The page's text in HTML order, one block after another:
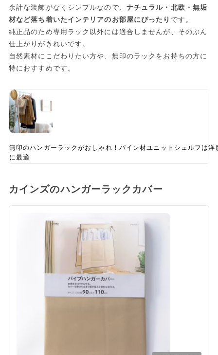
余計な装飾がなくシンプルなので、 ナチュラル・北欧・無垢
材など落ち着いたインテリアのお部屋にぴったり です。
純正品のため専用ラック以外には適合しませんが、そのぶん
仕上がりがきれいです。
自然素材にこだわりたい方や、無印のラックをお持ちの方に
特におすすめです。
無印のハンガーラックがおしゃれ！パイン材ユニットシェルフは洋
に最適
カインズのハンガーラックカバー